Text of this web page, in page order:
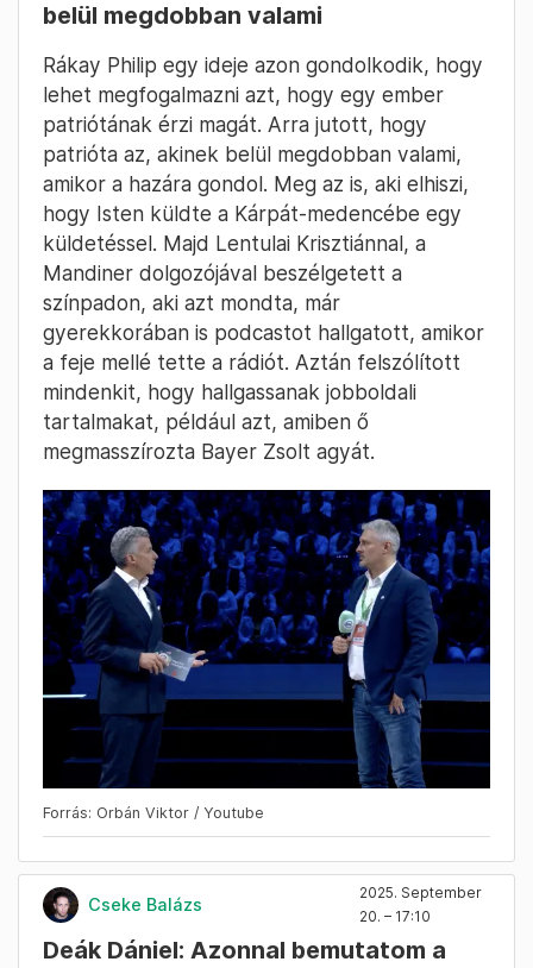
belül megdobban valami
Rákay Philip egy ideje azon gondolkodik, hogy
lehet megfogalmazni azt, hogy egy ember
patriótának érzi magát. Arra jutott, hogy
patrióta az, akinek belül megdobban valami,
amikor a hazára gondol. Meg az is, aki elhiszi,
hogy Isten küldte a Kárpát-medencébe egy
küldetéssel. Majd Lentulai Krisztiánnal, a
Mandiner dolgozójával beszélgetett a
színpadon, aki azt mondta, már
gyerekkorában is podcastot hallgatott, amikor
a feje mellé tette a rádiót. Aztán felszólított
mindenkit, hogy hallgassanak jobboldali
tartalmakat, például azt, amiben ő
megmasszírozta Bayer Zsolt agyát.
Forrás: Orbán Viktor / Youtube
Cseke Balázs
2025. September
20. – 17:10
Deák Dániel: Azonnal bemutatom a